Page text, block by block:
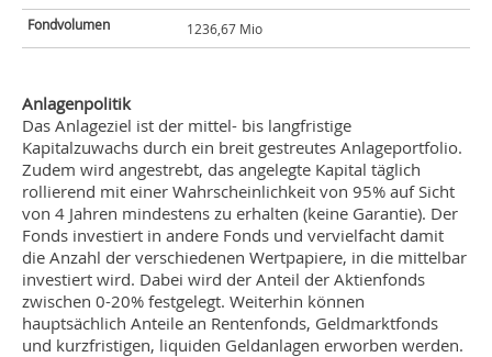
Fondvolumen
1236,67 Mio
Anlagenpolitik
Das Anlageziel ist der mittel- bis langfristige
Kapitalzuwachs durch ein breit gestreutes Anlageportfolio.
Zudem wird angestrebt, das angelegte Kapital täglich
rollierend mit einer Wahrscheinlichkeit von 95% auf Sicht
von 4 Jahren mindestens zu erhalten (keine Garantie). Der
Fonds investiert in andere Fonds und vervielfacht damit
die Anzahl der verschiedenen Wertpapiere, in die mittelbar
investiert wird. Dabei wird der Anteil der Aktienfonds
zwischen 0-20% festgelegt. Weiterhin können
hauptsächlich Anteile an Rentenfonds, Geldmarktfonds
und kurzfristigen, liquiden Geldanlagen erworben werden.